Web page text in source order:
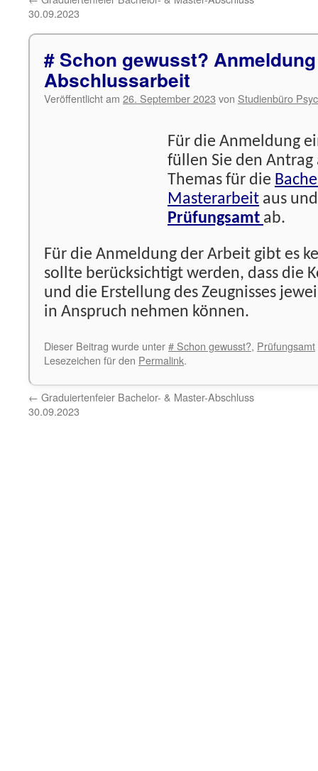
30.09.2023
# Schon gewusst?
Abschlussarbeit
Veröffentlicht am 26. September 2023 von Studienbüro
Für die Anmeldung
füllen Sie den Antrag
Themas für die
Masterarbeit aus
Prüfungsamt ab.
Für die Anmeldung der Arbeit gibt es
sollte berücksichtigt werden, dass die
und die Erstellung des Zeugnisses
in Anspruch nehmen können.
Dieser Beitrag wurde unter# Schon gewusst?, Prüfungsamt
Lesezeichen für den Permalink.
← Graduiertenfeier Bachelor- & Master-Abschluss
30.09.2023